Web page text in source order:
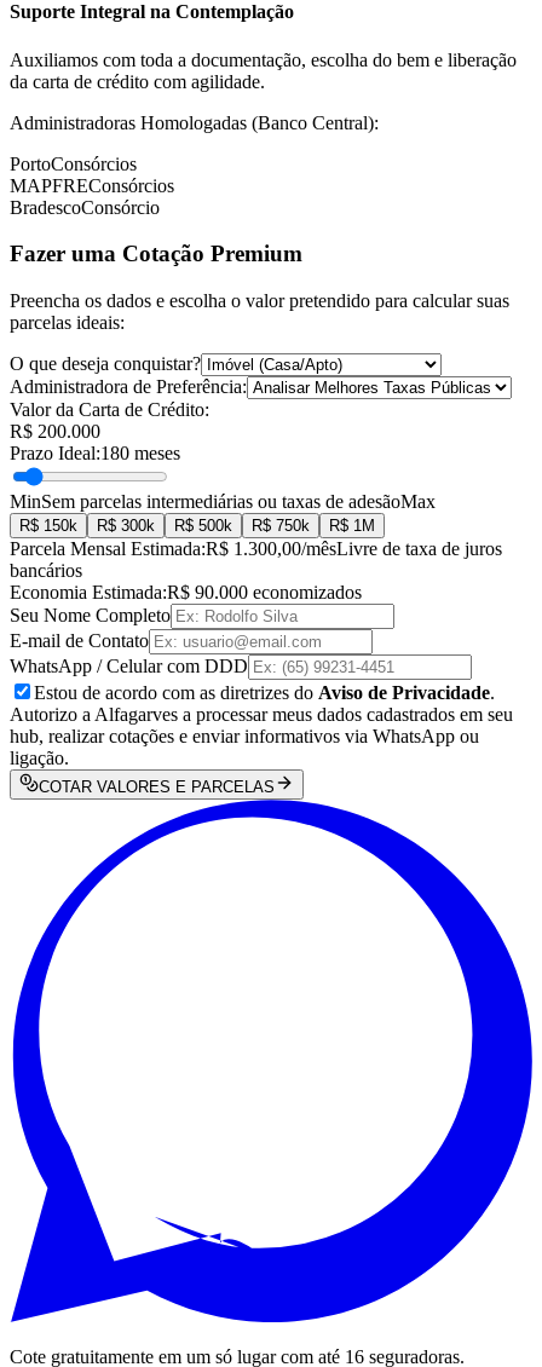
Suporte Integral na Contemplação
Auxiliamos com toda a documentação, escolha do bem e liberação
da carta de crédito com agilidade.
Administradoras Homologadas (Banco Central):
PortoConsórcios
MAPFREConsórcios
BradescoConsórcio
Fazer uma Cotação Premium
Preencha os dados e escolha o valor pretendido para calcular suas
parcelas ideais:
O que deseja conquistar?
Administradora de Preferência:
Valor da Carta de Crédito:
R$ 200.000
Prazo Ideal:180 meses
MinSem parcelas intermediárias ou taxas de adesãoMax
R$ 150k R$ 300k R$ 500k R$ 750k R$ 1M
Parcela Mensal Estimada:R$ 1.300,00/mêsLivre de taxa de juros
bancários
Economia Estimada:R$ 90.000 economizados
Seu Nome Completo
E-mail de Contato
WhatsApp / Celular com DDD
Estou de acordo com as diretrizes do Aviso de Privacidade.
Autorizo a Alfagarves a processar meus dados cadastrados em seu
hub, realizar cotações e enviar informativos via WhatsApp ou
ligação.
COTAR VALORES E PARCELAS
Cote gratuitamente em um só lugar com até 16 seguradoras.